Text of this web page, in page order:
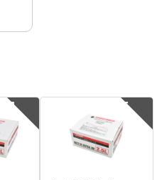
4 5